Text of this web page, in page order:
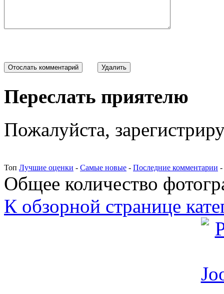
Переслать приятелю
Пожалуйста,
Топ Лучшие оценки - Самые новые - Последние комментарии -
Общее количество
К обзорной странице